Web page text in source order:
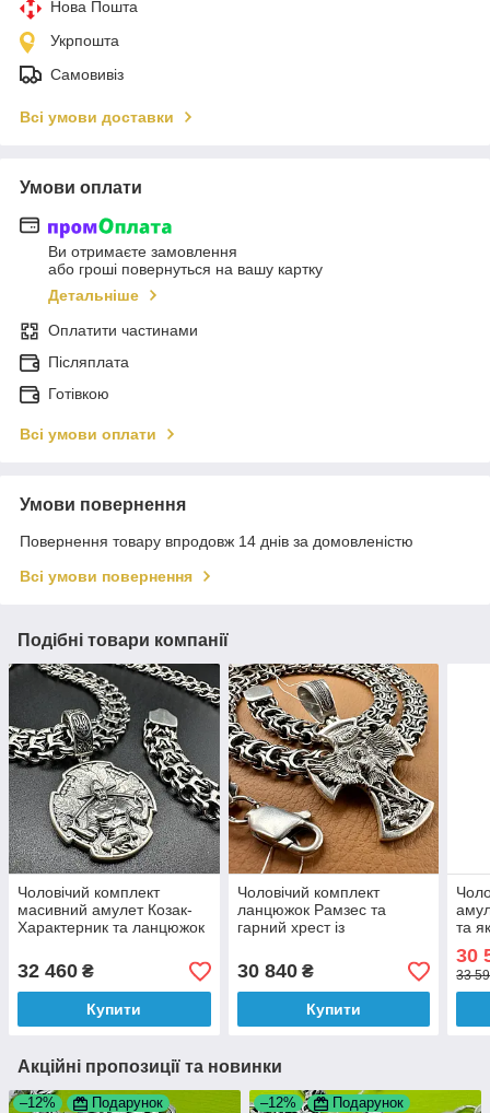
Нова Пошта
Укрпошта
Самовивіз
Всі умови доставки
Умови оплати
Ви отримаєте замовлення
або гроші повернуться на вашу картку
Детальніше
Оплатити частинами
Післяплата
Готівкою
Всі умови оплати
Умови повернення
Повернення товару впродовж 14 днів за домовленістю
Всі умови повернення
Подібні товари компанії
Чоловічий комплект
масивний амулет Козак-
Характерник та ланцюжок
чорніння
32 460 ₴
Купити
Чоловічий комплект
ланцюжок Рамзес та
гарний хрест із
Михаїла 20 г срібло 925
проби чорнене
30 840₴
Купити
та
30
33
Акційні пропозиції та новинки
–12% Подарунок –12% Подарунок